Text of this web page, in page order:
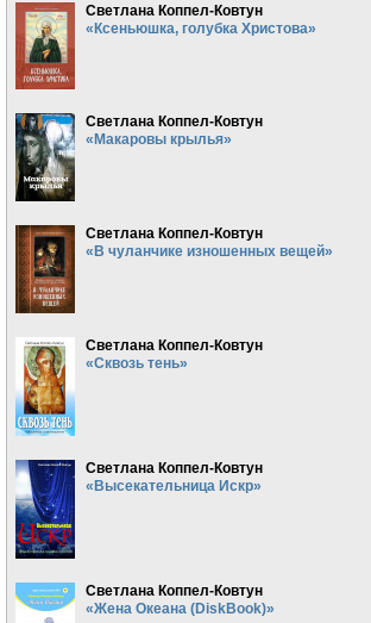
Светлана Коппел-Ковтун
«Ксеньюшка, голубка Христова»
Светлана Коппел-Ковтун
«Макаровы крылья»
Светлана Коппел-Ковтун
«В чуланчике изношенных вещей»
Светлана Коппел-Ковтун
«Сквозь тень»
Светлана Коппел-Ковтун
«Высекательница Искр»
Светлана Коппел-Ковтун
«Жена Океана (DiskBook)»